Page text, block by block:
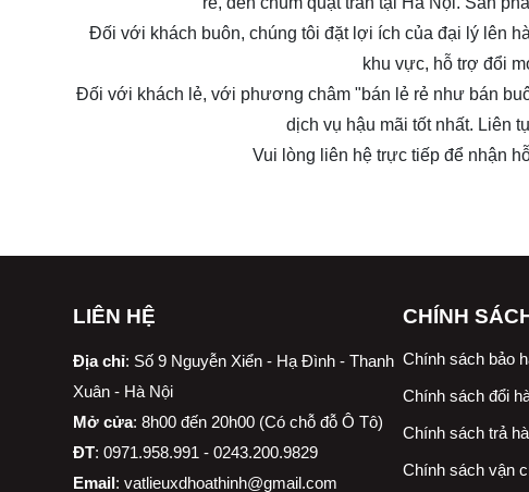
Đối với khách buôn, chúng tôi đặt lợi ích của đại lý lên
khu vực, hỗ trợ đổi
Đối với khách lẻ, với phương châm "bán lẻ rẻ như bán
dịch vụ hậu mãi tốt nhất. Liên
Vui lòng liên hệ trực tiếp để nhận
LIÊN HỆ
Địa chỉ: Số 9 Nguyễn Xiển - Hạ Đình - Thanh
Xuân - Hà Nội
Mở cửa: 8h00 đến 20h00 (Có chỗ đỗ Ô Tô)
ĐT: 0971.958.991 - 0243.200.9829
Email: vatlieuxdhoathinh@gmail.com
CHÍNH
Chính sách bảo
Chính sách đổi
Chính sách trả
Chính sách vận